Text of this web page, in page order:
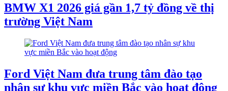
BMW X1 2026 giá gần 1,7 tỷ đồng về thị
trường Việt Nam
Ford Việt Nam đưa trung tâm đào tạo
nhân sự khu vực miền Bắc vào hoạt động